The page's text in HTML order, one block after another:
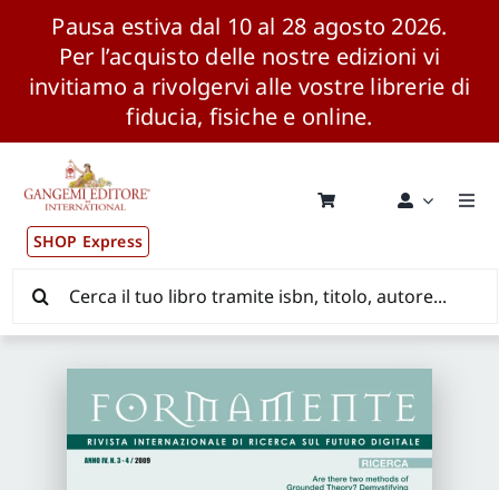
Pausa estiva dal 10 al 28 agosto 2026.
Per l’acquisto delle nostre edizioni vi
invitiamo a rivolgervi alle vostre librerie di
fiducia, fisiche e online.
contenuto
SHOP Express
Pubblicazioni
News ed Eventi
Distribuzione Wolrdwide
CONSIP / MEPA / ANVUR / CINECA
per: